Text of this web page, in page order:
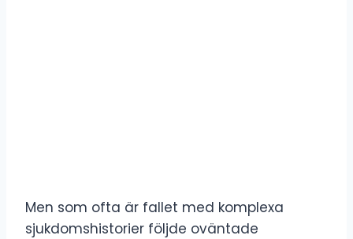
Men som ofta är fallet med komplexa
sjukdomshistorier följde oväntade